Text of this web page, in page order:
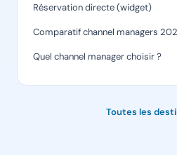
Réservation directe (widget)
Comparatif channel managers
Quel channel manager choisir ?
Toutes les